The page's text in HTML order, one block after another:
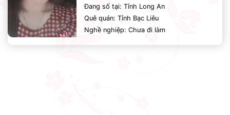
Đang số tại: Tỉnh Long An
Quê quán: Tỉnh Bạc Liêu
Nghề nghiệp: Chưa đi làm